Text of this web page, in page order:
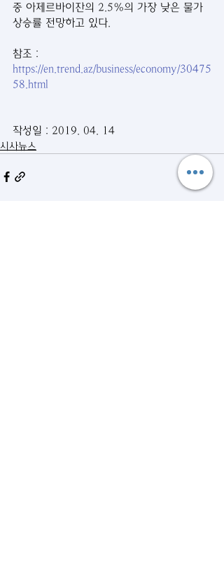
중 아제르바이잔의 2.5%의 가장 낮은 물가
상승률 전망하고 있다.
참조 :
https://en.trend.az/business/economy/30475
58.html
작성일 : 2019. 04. 14
시사뉴스